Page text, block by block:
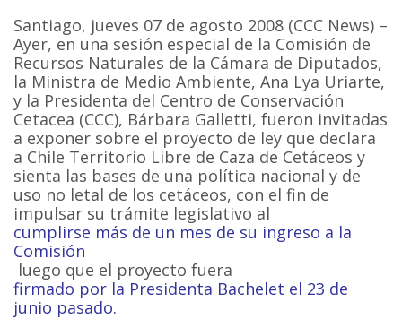
Santiago, jueves 07 de agosto 2008 (CCC News) –
Ayer, en una sesión especial de la Comisión de
Recursos Naturales de la Cámara de Diputados,
la Ministra de Medio Ambiente, Ana Lya Uriarte,
y la Presidenta del Centro de Conservación
Cetacea (CCC), Bárbara Galletti, fueron invitadas
a exponer sobre el proyecto de ley que declara
a Chile Territorio Libre de Caza de Cetáceos y
sienta las bases de una política nacional y de
uso no letal de los cetáceos, con el fin de
impulsar su trámite legislativo al
cumplirse más de un mes de su ingreso a la
Comisión
luego que el proyecto fuera
firmado por la Presidenta Bachelet el 23 de
junio pasado.